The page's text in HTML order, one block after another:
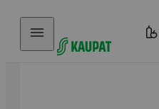
Hyppää sisältöön